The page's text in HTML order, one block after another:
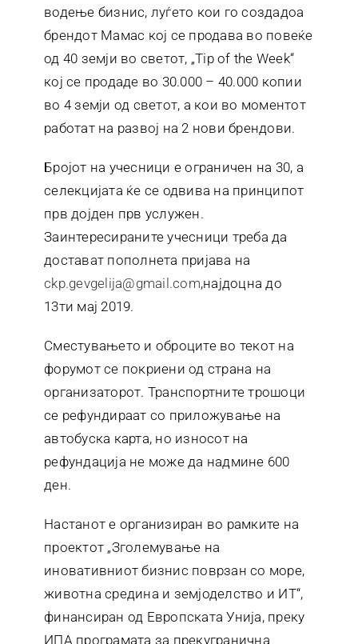
водење бизнис, луѓето кои го создадоа
брендот Мамас кој се продава во повеќе
од 40 земји во светот, „Tip of the Week“
кој се продаде во 30.000 – 40.000 копии
во 4 земји од светот, а кои во моментот
работат на развој на 2 нови брендови.
Бројот на учесници е ограничен на 30, а
селекцијата ќе се одвива на принципот
прв дојден прв услужен.
Заинтересираните учесници треба да
достават пополнета пријава на
ckp.gevgelija@gmail.com,најдоцна до
13ти мај 2019.
Сместувањето и оброците во текот на
форумот се покриени од страна на
организаторот. Транспортните трошоци
се рефундираат со приложување на
автобуска карта, но износот на
рефундација не може да надмине 600
ден.
Настанот е организиран во рамките на
проектот „Зголемување на
иновативниот бизнис поврзан со море,
животна средина и земјоделство и ИТ“,
финансиран од Европската Унија, преку
ИПА програмата за прекугранична